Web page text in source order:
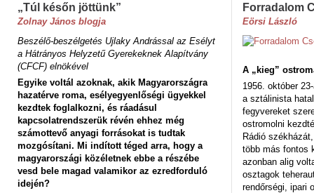
„Túl későn jöttünk”
Zolnay János blogja
Beszélő-beszélgetés Ujlaky Andrással az Esélyt
a Hátrányos Helyzetű Gyerekeknek Alapítvány
(CFCF) elnökével
Egyike voltál azoknak, akik Magyarországra
hazatérve roma, esélyegyenlőségi ügyekkel
kezdtek foglalkozni, és ráadásul
kapcsolatrendszerük révén ehhez még
számottevő anyagi forrásokat is tudtak
mozgósítani. Mi indított téged arra, hogy a
magyarországi közéletnek ebbe a részébe
vesd bele magad valamikor az ezredforduló
idején?
Forradalom
Eörsi László
A „kieg”
1956. október
a sztálinista
fegyvereket
ostromolni
Rádió
több más fontos
azonban alig
osztagok
rendőrségi, ipari